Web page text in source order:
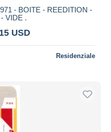
- BOITE - REEDITION -
VIDE .
USD
Residenziale